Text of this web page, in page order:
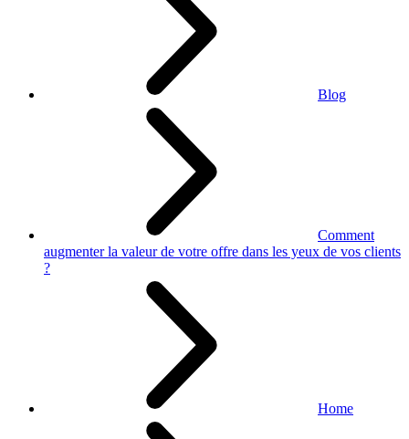
Blog
Comment
augmenter la valeur de votre offre dans les yeux de vos clients
?
Home